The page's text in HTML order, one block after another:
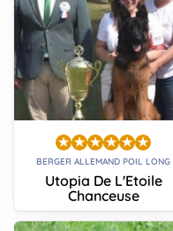
BERGER ALLEMAND POIL LONG
Utopia De L'Etoile
Chanceuse